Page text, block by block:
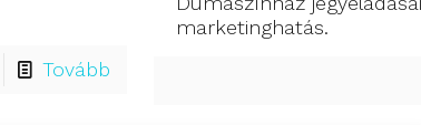
Tovább
marketinghatás.